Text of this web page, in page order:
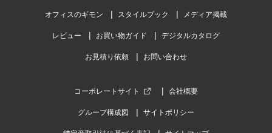
オフィスのギモン スタイルブック メディア掲載
レビュー お買い物ガイド デジタルカタログ
お見積り依頼 お問い合わせ
コーポレートサイト 会社概要
グループ構成図 サイトポリシー